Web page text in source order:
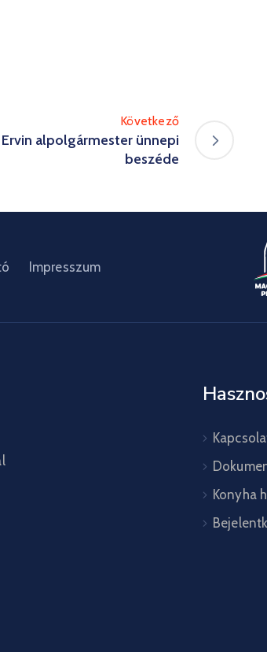
Következő
Ervin alpolgármester ünnepi
beszéde
Impresszum
Konyha